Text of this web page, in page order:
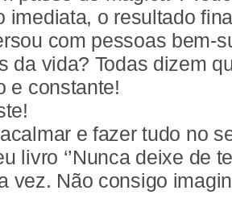
imediata, o resultado
com pessoas bem-
da vida? Todas dizem
e constante!
e fazer tudo no
livro ‘’Nunca deixe de
vez. Não consigo